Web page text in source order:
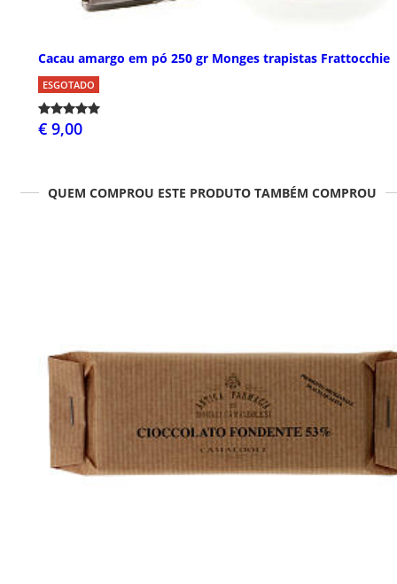
Cacau amargo em pó 250 gr Monges trapistas Frattocchie
ESGOTADO
€ 9,00
QUEM COMPROU ESTE PRODUTO TAMBÉM COMPROU